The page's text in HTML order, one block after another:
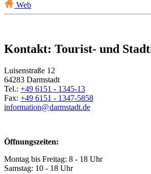
Web
Kontakt: Tourist- und
Luisenstraße 12
64283 Darmstadt
Tel.: +49 6151 - 1345-13
Fax: +49 6151 - 1347-5858
information@darmstadt.de
Öffnungszeiten:
Montag bis Freitag: 8 - 18 Uhr
Samstag: 10 - 18 Uhr